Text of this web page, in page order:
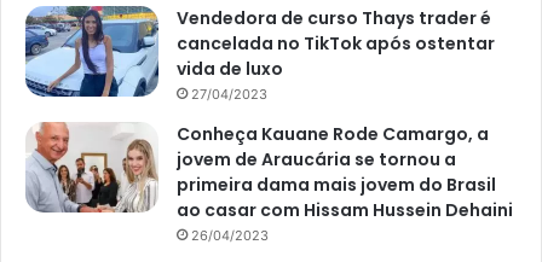
Vendedora de curso Thays trader é
cancelada no TikTok após ostentar
vida de luxo
27/04/2023
Conheça Kauane Rode Camargo, a
jovem de Araucária se tornou a
primeira dama mais jovem do Brasil
ao casar com Hissam Hussein Dehaini
26/04/2023